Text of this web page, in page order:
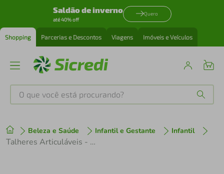
Saldão de inverno
até 40% off
Quero
Shopping Parcerias e Descontos Viagens Imóveis e Veículos
O que você está procurando?
Beleza e Saúde Infantil e Gestante Infantil
Talheres Articuláveis - Clingo
1º tenis